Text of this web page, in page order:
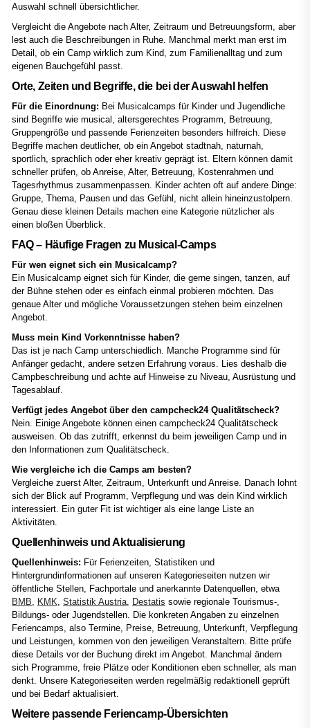
Auswahl schnell übersichtlicher.
Vergleicht die Angebote nach Alter, Zeitraum und Betreuungsform, aber
lest auch die Beschreibungen in Ruhe. Manchmal merkt man erst im
Detail, ob ein Camp wirklich zum Kind, zum Familienalltag und zum
eigenen Bauchgefühl passt.
Orte, Zeiten und Begriffe, die bei der Auswahl helfen
Für die Einordnung: Bei Musicalcamps für Kinder und Jugendliche
sind Begriffe wie musical, altersgerechtes Programm, Betreuung,
Gruppengröße und passende Ferienzeiten besonders hilfreich. Diese
Begriffe machen deutlicher, ob ein Angebot stadtnah, naturnah,
sportlich, sprachlich oder eher kreativ geprägt ist. Eltern können damit
schneller prüfen, ob Anreise, Alter, Betreuung, Kostenrahmen und
Tagesrhythmus zusammenpassen. Kinder achten oft auf andere Dinge:
Gruppe, Thema, Pausen und das Gefühl, nicht allein hineinzustolpern.
Genau diese kleinen Details machen eine Kategorie nützlicher als
einen bloßen Überblick.
FAQ – Häufige Fragen zu Musical-Camps
Für wen eignet sich ein Musicalcamp?
Ein Musicalcamp eignet sich für Kinder, die gerne singen, tanzen, auf
der Bühne stehen oder es einfach einmal probieren möchten. Das
genaue Alter und mögliche Voraussetzungen stehen beim einzelnen
Angebot.
Muss mein Kind Vorkenntnisse haben?
Das ist je nach Camp unterschiedlich. Manche Programme sind für
Anfänger gedacht, andere setzen Erfahrung voraus. Lies deshalb die
Campbeschreibung und achte auf Hinweise zu Niveau, Ausrüstung und
Tagesablauf.
Verfügt jedes Angebot über den campcheck24 Qualitätscheck?
Nein. Einige Angebote können einen campcheck24 Qualitätscheck
ausweisen. Ob das zutrifft, erkennst du beim jeweiligen Camp und in
den Informationen zum Qualitätscheck.
Wie vergleiche ich die Camps am besten?
Vergleiche zuerst Alter, Zeitraum, Unterkunft und Anreise. Danach lohnt
sich der Blick auf Programm, Verpflegung und was dein Kind wirklich
interessiert. Ein guter Fit ist wichtiger als eine lange Liste an
Aktivitäten.
Quellenhinweis und Aktualisierung
Quellenhinweis: Für Ferienzeiten, Statistiken und
Hintergrundinformationen auf unseren Kategorieseiten nutzen wir
öffentliche Stellen, Fachportale und anerkannte Datenquellen, etwa
BMB, KMK, Statistik Austria, Destatis sowie regionale Tourismus-,
Bildungs- oder Jugendstellen. Die konkreten Angaben zu einzelnen
Feriencamps, also Termine, Preise, Betreuung, Unterkunft, Verpflegung
und Leistungen, kommen von den jeweiligen Veranstaltern. Bitte prüfe
diese Details vor der Buchung direkt im Angebot. Manchmal ändern
sich Programme, freie Plätze oder Konditionen eben schneller, als man
denkt. Unsere Kategorieseiten werden regelmäßig redaktionell geprüft
und bei Bedarf aktualisiert.
Weitere passende Feriencamp-Übersichten